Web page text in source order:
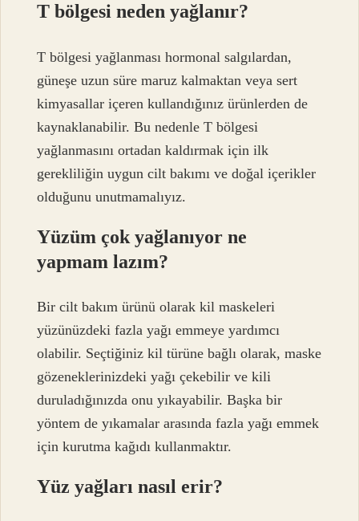
T bölgesi neden yağlanır?
T bölgesi yağlanması hormonal salgılardan,
güneşe uzun süre maruz kalmaktan veya sert
kimyasallar içeren kullandığınız ürünlerden de
kaynaklanabilir. Bu nedenle T bölgesi
yağlanmasını ortadan kaldırmak için ilk
gerekliliğin uygun cilt bakımı ve doğal içerikler
olduğunu unutmamalıyız.
Yüzüm çok yağlanıyor ne
yapmam lazım?
Bir cilt bakım ürünü olarak kil maskeleri
yüzünüzdeki fazla yağı emmeye yardımcı
olabilir. Seçtiğiniz kil türüne bağlı olarak, maske
gözeneklerinizdeki yağı çekebilir ve kili
duruladığınızda onu yıkayabilir. Başka bir
yöntem de yıkamalar arasında fazla yağı emmek
için kurutma kağıdı kullanmaktır.
Yüz yağları nasıl erir?